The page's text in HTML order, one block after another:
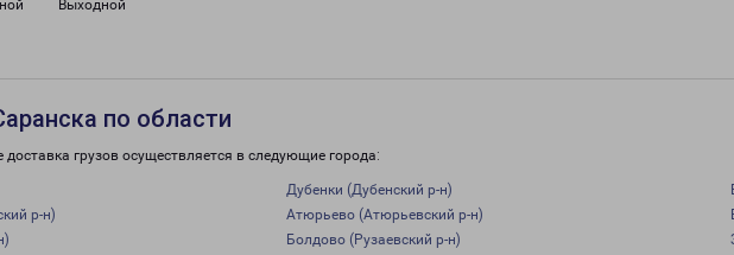
Выходной
по области
грузов осуществляется в следующие города:
Дубенки (Дубенский р-н)
р-н)
Атюрьево (Атюрьевский р-н)
Болдово (Рузаевский р-н)